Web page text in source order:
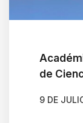
de
9 DE